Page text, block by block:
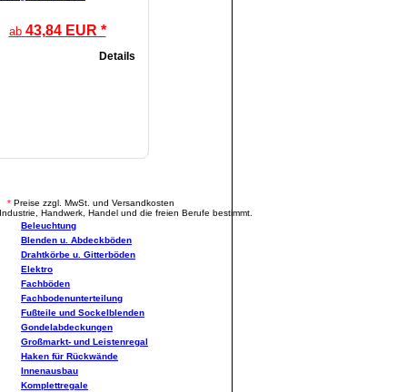
ab 43,84 EUR *
Details
* Preise zzgl. MwSt. und Versandkosten
Handwerk, Handel und die freien Berufe bestimmt.
Beleuchtung
Blenden u. Abdeckböden
Drahtkörbe u. Gitterböden
Elektro
Fachböden
Fachbodenunterteilung
Fußteile und Sockelblenden
Gondelabdeckungen
Großmarkt- und Leistenregal
Haken für Rückwände
Innenausbau
Komplettregale